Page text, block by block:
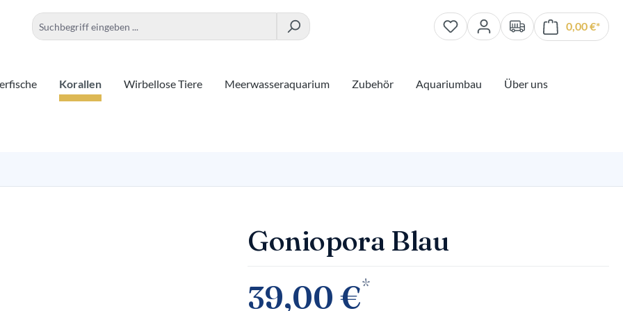
0,00 €*
Korallen Wirbellose Tiere Meerwasseraquarium Zubehör Aquariumbau
Über uns
Goniopora Blau
39,00 €*